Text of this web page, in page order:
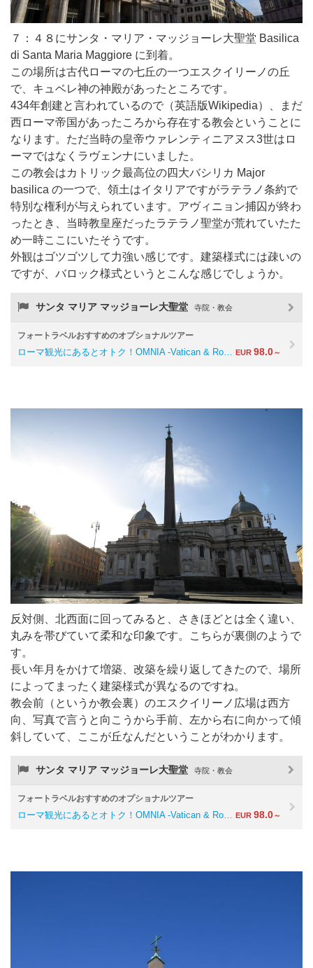
７：４８にサンタ・マリア・マッジョーレ大聖堂 Basilica
di Santa Maria Maggiore に到着。
この場所は古代ローマの七丘の一つエスクイリーノの丘
で、キュベレ神の神殿があったところです。
434年創建と言われているので（英語版Wikipedia）、まだ
西ローマ帝国があったころから存在する教会ということに
なります。ただ当時の皇帝ウァレンティニアヌス3世はロ
ーマではなくラヴェンナにいました。
この教会はカトリック最高位の四大バシリカ Major
basilica の一つで、領土はイタリアですがラテラノ条約で
特別な権利が与えられています。アヴィニョン捕囚が終わ
ったとき、当時教皇座だったラテラノ聖堂が荒れていたた
め一時ここにいたそうです。
外観はゴツゴツして力強い感じです。建築様式には疎いの
ですが、バロック様式というとこんな感じでしょうか。
サンタ マリア マッジョーレ大聖堂 寺院・教会
フォートラベルおすすめのオプショナルツアー
ローマ観光にあるとオトク！OMNIA -Vatican & Ro… EUR 98.0～
反対側、北西面に回ってみると、さきほどとは全く違い、
丸みを帯びていて柔和な印象です。こちらが裏側のようで
す。
長い年月をかけて増築、改築を繰り返してきたので、場所
によってまったく建築様式が異なるのですね。
教会前（というか教会裏）のエスクイリーノ広場は西方
向、写真で言うと向こうから手前、左から右に向かって傾
斜していて、ここが丘なんだということがわかります。
サンタ マリア マッジョーレ大聖堂 寺院・教会
フォートラベルおすすめのオプショナルツアー
ローマ観光にあるとオトク！OMNIA -Vatican & Ro… EUR 98.0～